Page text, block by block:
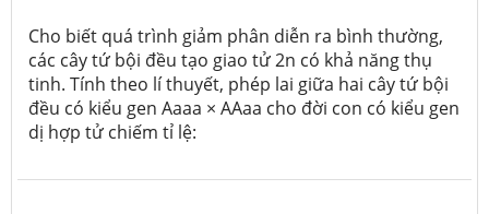
Cho biết quá trình giảm phân diễn ra bình thường,
các cây tứ bội đều tạo giao tử 2n có khả năng thụ
tinh. Tính theo lí thuyết, phép lai giữa hai cây tứ bội
đều có kiểu gen Aaaa × AAaa cho đời con có kiểu gen
dị hợp tử chiếm tỉ lệ: